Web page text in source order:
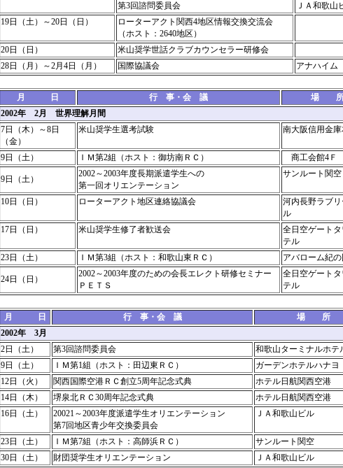
第3回諮問委員会
ＪＡ和歌
19日（土）～20日（日）
ローターアクト関西4地区情報交換交流会
（ホスト：2640地区）
20日（日）
米山奨学世話クラブカウンセラー研修会
28日（月）～2月4日（月）
国際協議会 アナハイム
月 日 行 事・会 議
場
2002年 2月 世界理解月間
7日（木）～8日
（金）
米山奨学生選考試験 南大阪信用金
9日（土） ＩＭ第2組（ホスト：御坊南ＲＣ） 商工会館4Ｆ
9日（土）
2002～2003年度長期派遣学生への
第一回オリエンテーション
サンルート関空
10日（日） ローターアクト地区連絡協議会
河内長野ラブ
ル
17日（日）
米山奨学生修了者歓送会
全日空ゲート
テル
23日（土）
ＩＭ第3組（ホスト：和歌山東ＲＣ） アバローム紀
24日（日）
2002～2003年度のための会長エレクト研修セミナー
ＰＥＴＳ
全日空ゲート
テル
月 日 行 事・会 議
場 所
2002年 3月
2日（土）
第3回諮問委員会
和歌山ターミナルホ
9日（土）
ＩＭ第1組（ホスト：田辺東ＲＣ）
ガーデンホテルハナヨ
12日（火）
関西国際空港ＲＣ創立5周年記念式典
ホテル日航関西空港
14日（木）
堺泉北ＲＣ30周年記念式典
ホテル日航関西空港
16日（土）
20021～2003年度派遣学生オリエンテーション
第7回地区青少年交換委員会
ＪＡ和歌山ビル
23日（土） ＩＭ第7組（ホスト：高師浜ＲＣ）
サンルート関空
30日（土）
財団奨学生オリエンテーション ＪＡ和歌山ビル